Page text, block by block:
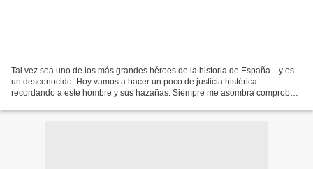
Tal vez sea uno de los más grandes héroes de la historia de España... y es
un desconocido. Hoy vamos a hacer un poco de justicia histórica
recordando a este hombre y sus hazañas. Siempre me asombra comprobar